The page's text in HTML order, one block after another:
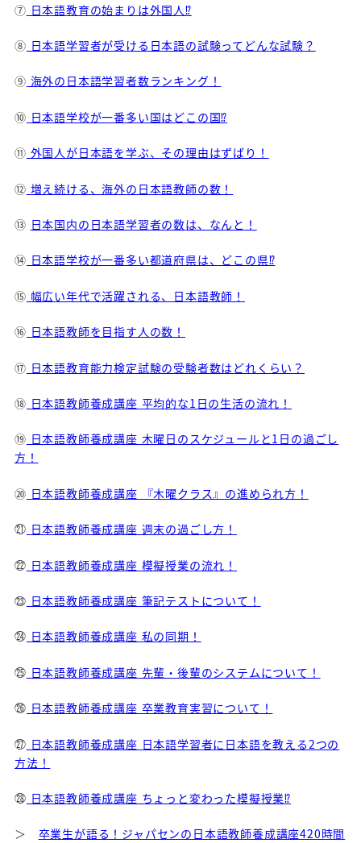
⑦ 日本語教育の始まりは外国人⁉
⑧ 日本語学習者が受ける日本語の試験ってどんな試験？
⑨ 海外の日本語学習者数ランキング！
⑩ 日本語学校が一番多い国はどこの国⁉
⑪ 外国人が日本語を学ぶ、その理由はずばり！
⑫ 増え続ける、海外の日本語教師の数！
⑬ 日本国内の日本語学習者の数は、なんと！
⑭ 日本語学校が一番多い都道府県は、どこの県⁉
⑮ 幅広い年代で活躍される、日本語教師！
⑯ 日本語教師を目指す人の数！
⑰ 日本語教育能力検定試験の受験者数はどれくらい？
⑱ 日本語教師養成講座 平均的な1日の生活の流れ！
⑲ 日本語教師養成講座 木曜日のスケジュールと1日の過ごし
方！
⑳ 日本語教師養成講座 『木曜クラス』の進められ方！
㉑ 日本語教師養成講座 週末の過ごし方！
㉒ 日本語教師養成講座 模擬授業の流れ！
㉓ 日本語教師養成講座 筆記テストについて！
㉔ 日本語教師養成講座 私の同期！
㉕ 日本語教師養成講座 先輩・後輩のシステムについて！
㉖ 日本語教師養成講座 卒業教育実習について！
㉗ 日本語教師養成講座 日本語学習者に日本語を教える2つの
方法！
㉘ 日本語教師養成講座 ちょっと変わった模擬授業⁉
＞ 卒業生が語る！ジャパセンの日本語教師養成講座420時間